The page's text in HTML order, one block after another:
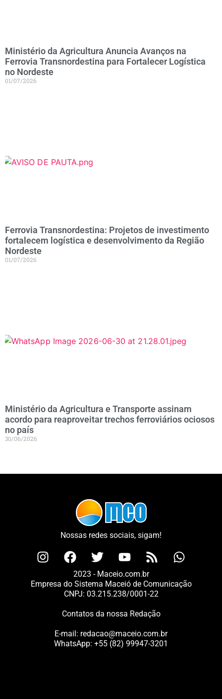
Ministério da Agricultura Anuncia Avanços na
Ferrovia Transnordestina para Fortalecer Logística
no Nordeste
01/07/2026
Ferrovia Transnordestina: Projetos de investimento
fortalecem logística e desenvolvimento da Região
Nordeste
01/07/2026
Ministério da Agricultura e Transporte assinam
acordo para reaproveitar trechos ferroviários ociosos
no país
30/06/2026
Nossas redes sociais, sigam!
2023 - Maceio.com.br
Empresa do Sistema Maceió de Comunicação
CNPJ: 03.215.238/0001-22
Contatos da nossa Redação
E-mail: redacao@maceio.com.br
WhatsApp: +55 (82) 99947-3201